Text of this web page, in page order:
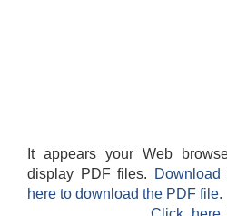
It appears your Web
display PDF files.
here to download the PDF file.